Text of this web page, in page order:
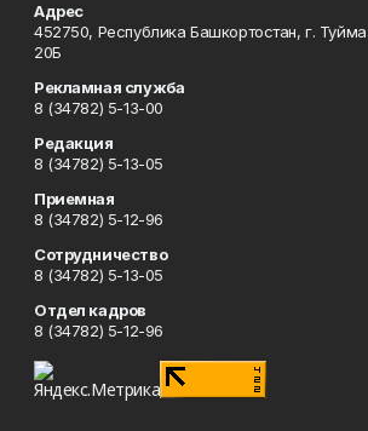
Адрес
452750, Республика Башкортостан, г.
20Б
Рекламная служба
8 (34782) 5-13-00
Редакция
8 (34782) 5-13-05
Приемная
8 (34782) 5-12-96
Сотрудничество
8 (34782) 5-13-05
Отдел кадров
8 (34782) 5-12-96